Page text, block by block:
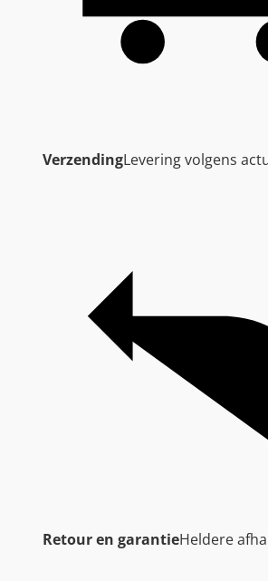
VerzendingLevering volgens
Retour en garantieHeldere